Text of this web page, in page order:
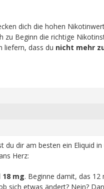
dich die hohen
zu Beginn die richtige
liefern, dass du nicht mehr
du dir am besten ein Eliquid
Herz:
18 mg. Beginne damit, das
sich etwas ändert? Nein?